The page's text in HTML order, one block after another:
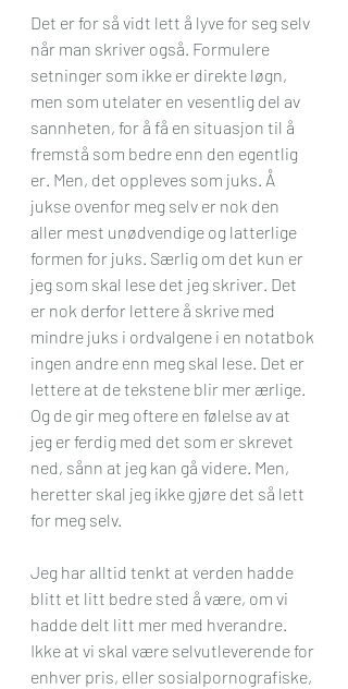
Det er for så vidt lett å lyve for seg selv
når man skriver også. Formulere
setninger som ikke er direkte løgn,
men som utelater en vesentlig del av
sannheten, for å få en situasjon til å
fremstå som bedre enn den egentlig
er. Men, det oppleves som juks. Å
jukse ovenfor meg selv er nok den
aller mest unødvendige og latterlige
formen for juks. Særlig om det kun er
jeg som skal lese det jeg skriver. Det
er nok derfor lettere å skrive med
mindre juks i ordvalgene i en notatbok
ingen andre enn meg skal lese. Det er
lettere at de tekstene blir mer ærlige.
Og de gir meg oftere en følelse av at
jeg er ferdig med det som er skrevet
ned, sånn at jeg kan gå videre. Men,
heretter skal jeg ikke gjøre det så lett
for meg selv.
Jeg har alltid tenkt at verden hadde
blitt et litt bedre sted å være, om vi
hadde delt litt mer med hverandre.
Ikke at vi skal være selvutleverende for
enhver pris, eller sosialpornografiske,